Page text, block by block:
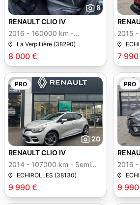
8
8 000 €
RENAULT CLIO IV
2016 - 160000 km -
Manuelle
La Verpillière (38290)
7
2015 - 90000 km - Semi
auto
PRO
20
9 990 €
RENAULT CLIO IV
2014 - 107000 km - Semi
autoECHIROLLES (38130)
PRO
9
2016 - 50000 km - Semi
auto